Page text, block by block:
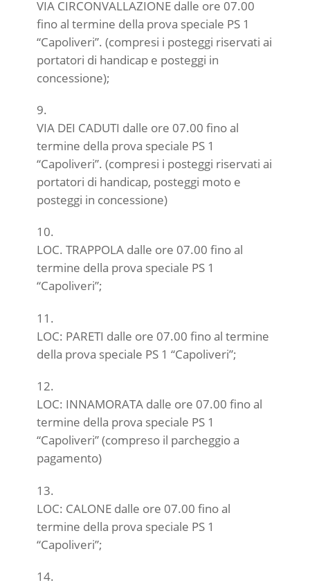
VIA CIRCONVALLAZIONE dalle ore 07.00
fino al termine della prova speciale PS 1
“Capoliveri”. (compresi i posteggi riservati ai
portatori di handicap e posteggi in
concessione);
VIA DEI CADUTI dalle ore 07.00 fino al
termine della prova speciale PS 1
“Capoliveri”. (compresi i posteggi riservati ai
portatori di handicap, posteggi moto e
posteggi in concessione)
LOC. TRAPPOLA dalle ore 07.00 fino al
termine della prova speciale PS 1
“Capoliveri”;
LOC: PARETI dalle ore 07.00 fino al termine
della prova speciale PS 1 “Capoliveri”;
LOC: INNAMORATA dalle ore 07.00 fino al
termine della prova speciale PS 1
“Capoliveri” (compreso il parcheggio a
pagamento)
LOC: CALONE dalle ore 07.00 fino al
termine della prova speciale PS 1
“Capoliveri”;